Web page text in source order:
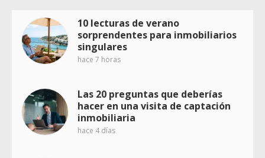
10 lecturas de verano
sorprendentes para inmobiliarios
singulares
hace 7 horas
Las 20 preguntas que deberías
hacer en una visita de captación
inmobiliaria
hace 4 días